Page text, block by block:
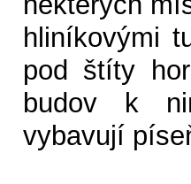
hliníkovými
pod štíty
budov k
vybavují